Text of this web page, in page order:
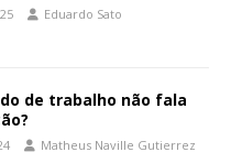
Eduardo Sato
de trabalho não fala
Matheus Naville Gutierrez